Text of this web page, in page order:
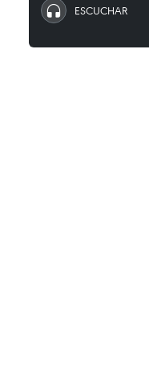
ESCUCHAR